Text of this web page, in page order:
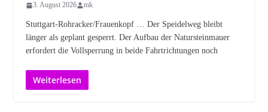
3. August 2026 mk
Stuttgart-Rohracker/Frauenkopf … Der Speidelweg bleibt
länger als geplant gesperrt. Der Aufbau der Natursteinmauer
erfordert die Vollsperrung in beide Fahrtrichtungen noch
Weiterlesen